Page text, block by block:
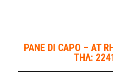
PANE DI CAPO – AT
ΤΗΛ: